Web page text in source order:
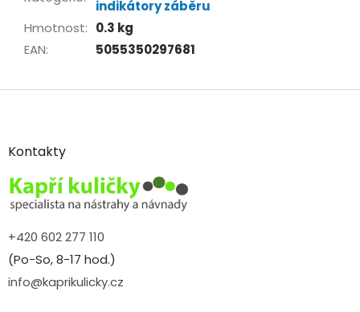
indikátory záběru
Hmotnost: 0.3 kg
EAN: 5055350297681
Z
aKontakty
+420 602 277 110
(Po-So, 8-17 hod.)
info@kaprikulicky.cz